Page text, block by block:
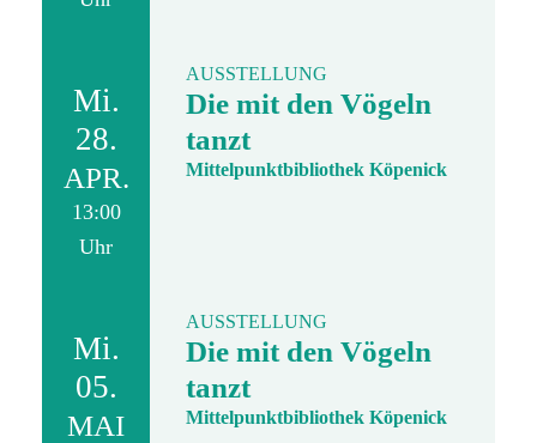
Mi.
28.
APR.
13:00
Uhr
AUSSTELLUNG
Die mit den Vögeln
tanzt
Mittelpunktbibliothek Köpenick
Mi.
05.
MAI
AUSSTELLUNG
Die mit den Vögeln
tanzt
Mittelpunktbibliothek Köpenick